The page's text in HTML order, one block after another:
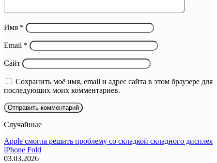
Имя *
Email *
Сайт
Сохранить моё имя, email и адрес сайта в этом браузере для
последующих моих комментариев.
Случайные
Apple смогла решить проблему со складкой складного дисплея
iPhone Fold
03.03.2026